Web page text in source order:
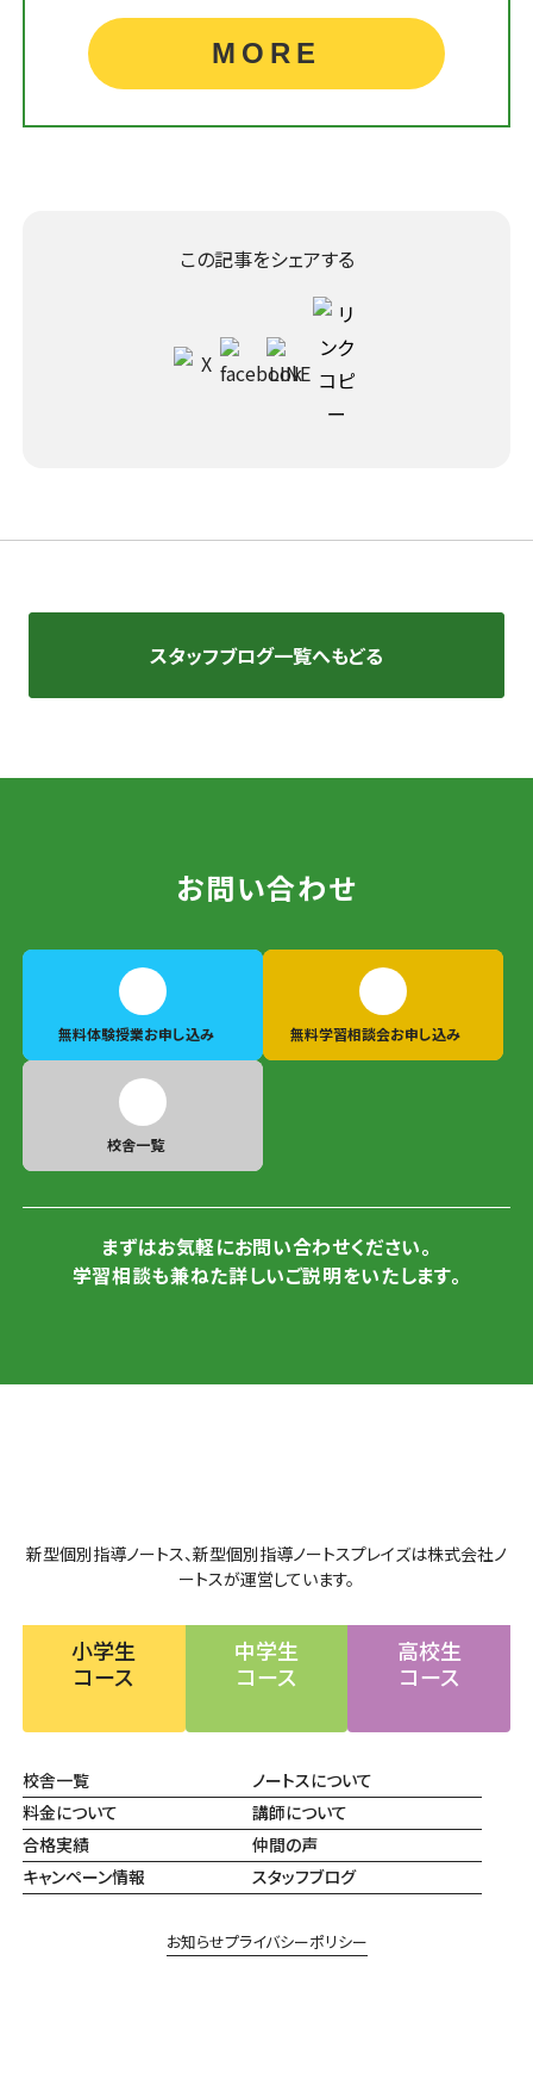
MORE
この記事をシェアする
スタッフブログ一覧へもどる
お問い合わせ
無料体験授業お申し込み 無料学習相談会お申し込み
校舎一覧
まずはお気軽にお問い合わせください。
学習相談も兼ねた詳しいご説明をいたします。
新型個別指導ノートス、新型個別指導ノートスプレイズは株式会社ノ
ートスが運営しています。
小学生
コース
中学生
コース
高校生
コース
校舎一覧
ノートスについて
料金について
講師について
合格実績
仲間の声
キャンペーン情報
スタッフブログ
お知らせプライバシーポリシー